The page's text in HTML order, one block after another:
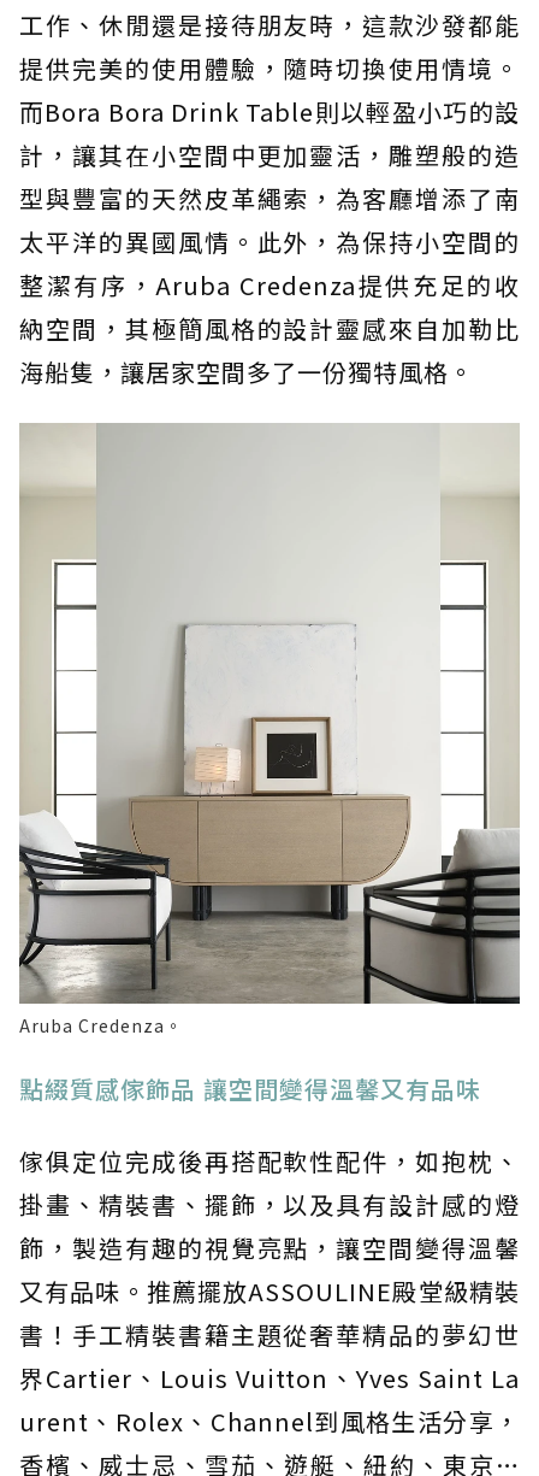
工作、休閒還是接待朋友時，這款沙發都能
提供完美的使用體驗，隨時切換使用情境。
而Bora Bora Drink Table則以輕盈小巧的設
計，讓其在小空間中更加靈活，雕塑般的造
型與豐富的天然皮革繩索，為客廳增添了南
太平洋的異國風情。此外，為保持小空間的
整潔有序，Aruba Credenza提供充足的收
納空間，其極簡風格的設計靈感來自加勒比
海船隻，讓居家空間多了一份獨特風格。
Aruba Credenza。
點綴質感傢飾品 讓空間變得溫馨又有品味
傢俱定位完成後再搭配軟性配件，如抱枕、
掛畫、精裝書、擺飾，以及具有設計感的燈
飾，製造有趣的視覺亮點，讓空間變得溫馨
又有品味。推薦擺放ASSOULINE殿堂級精裝
書！手工精裝書籍主題從奢華精品的夢幻世
界Cartier、Louis Vuitton、Yves Saint La
urent、Rolex、Channel到風格生活分享，
香檳、威士忌、雪茄、遊艇、紐約、東京…